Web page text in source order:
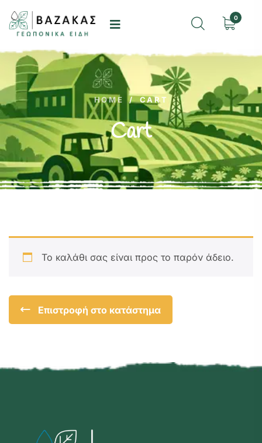
0
HOME / CART
Cart
Το καλάθι σας είναι προς το παρόν άδειο.
Επιστροφή στο κατάστημα